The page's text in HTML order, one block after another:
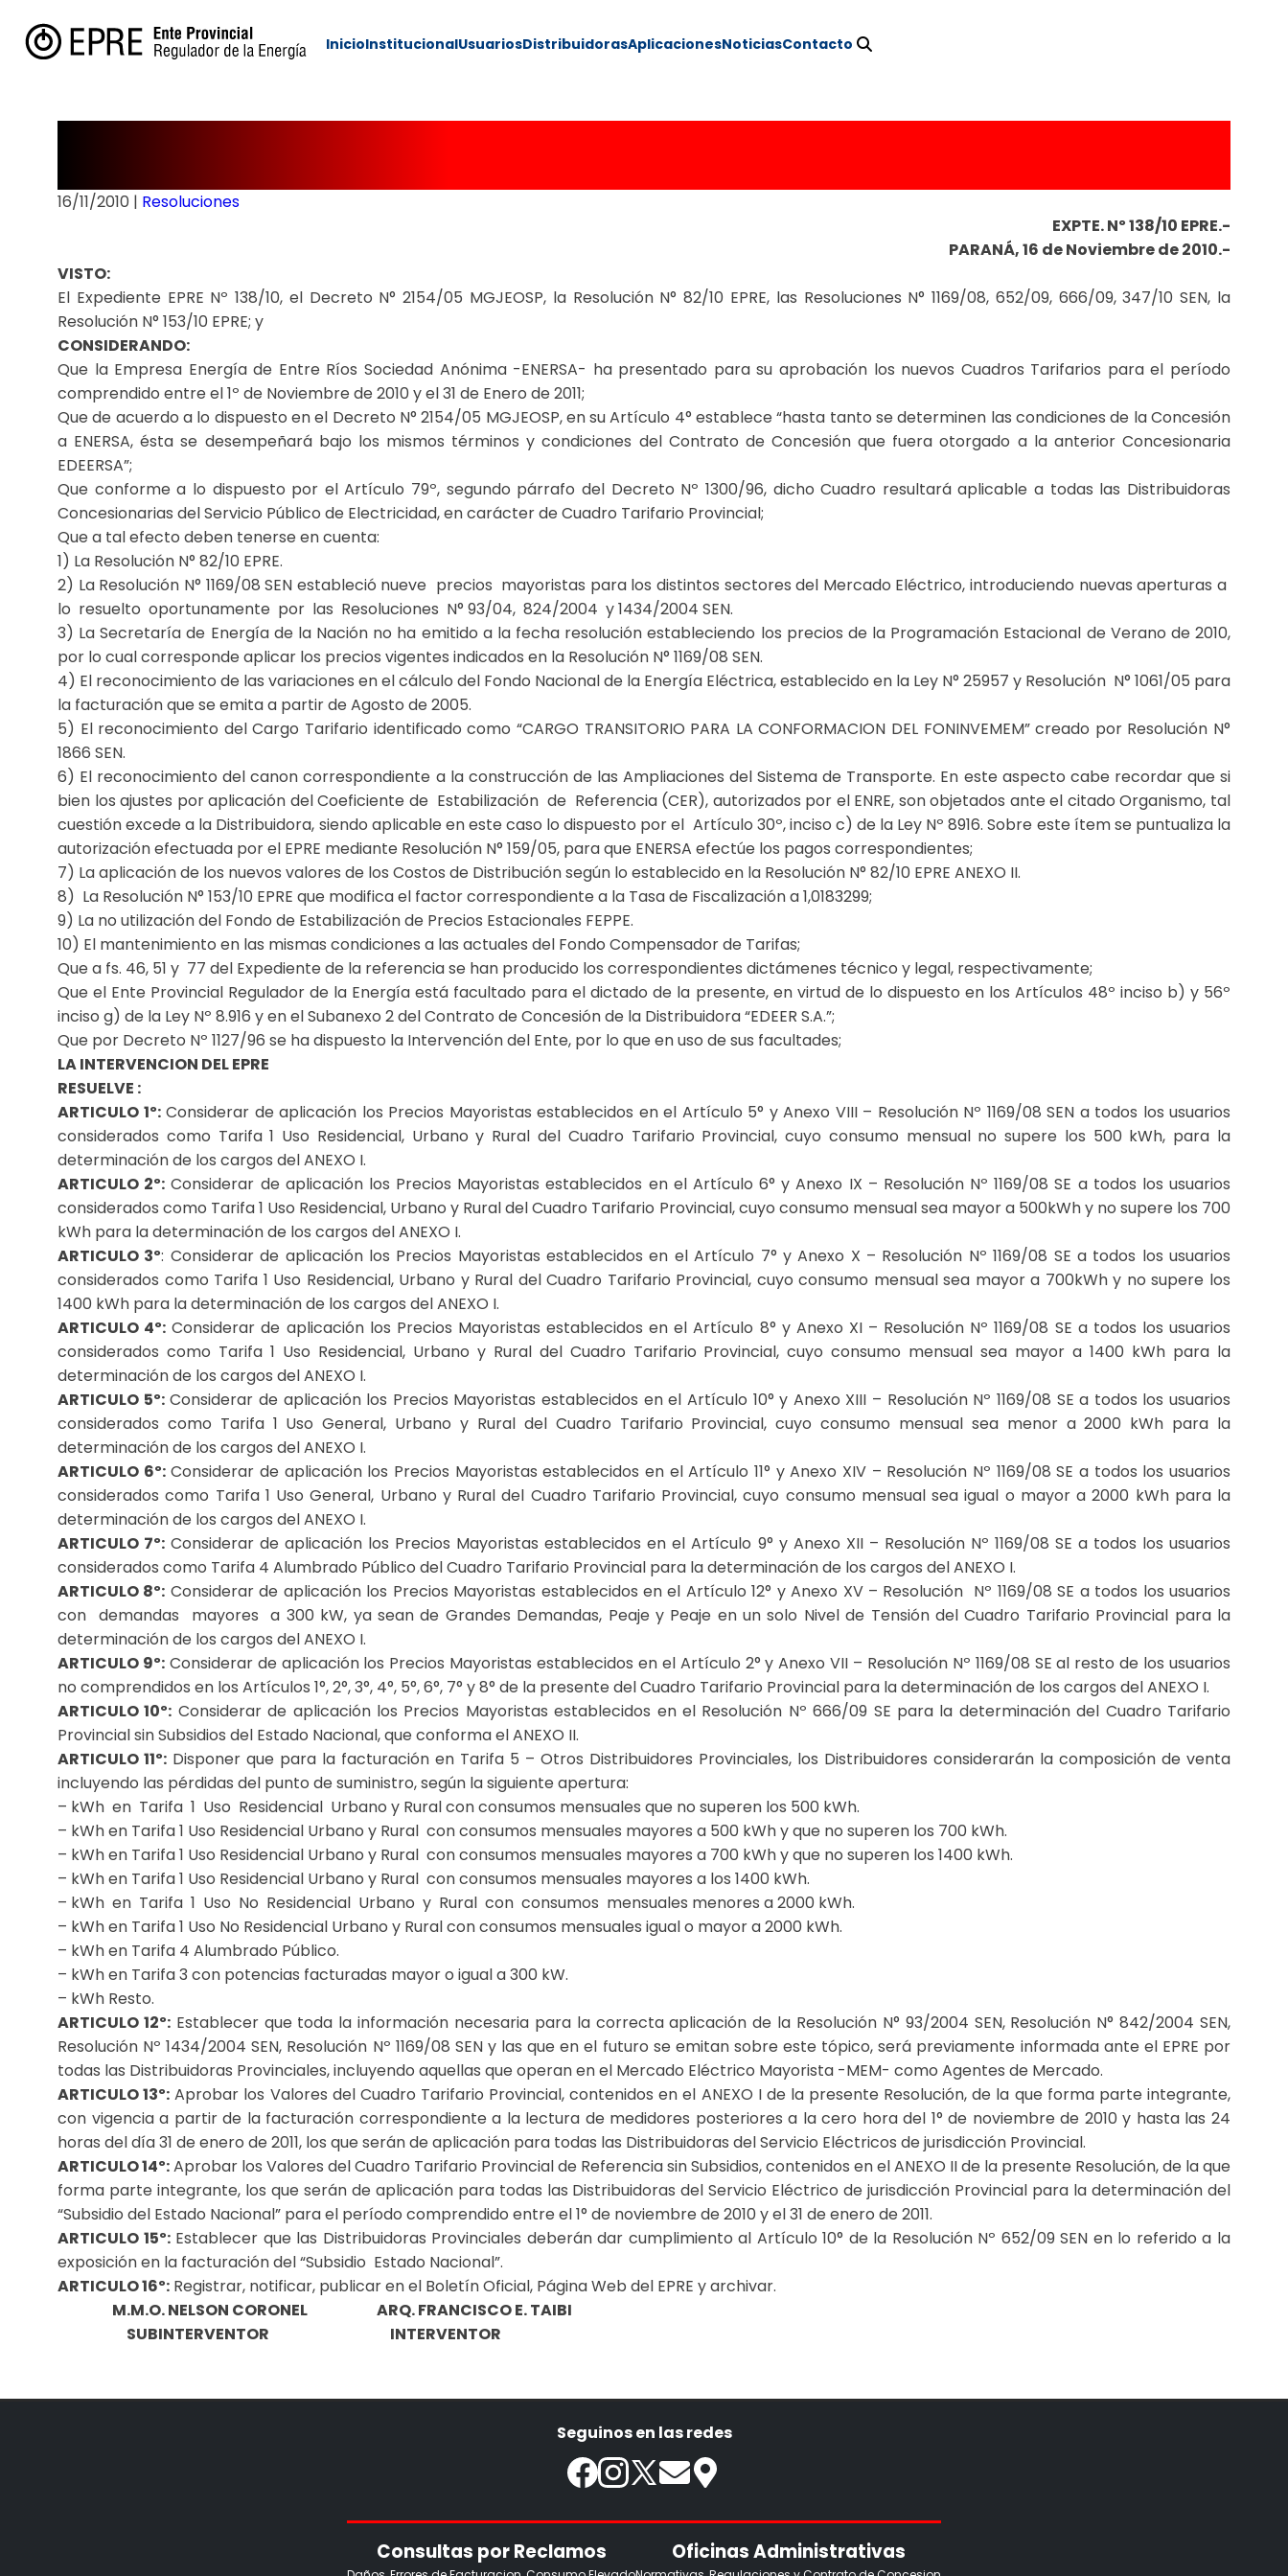
InicioInstitucionalUsuariosDistribuidorasAplicacionesNoticiasContacto
16/11/2010 | Resoluciones
EXPTE. Nº 138/10 EPRE.-
PARANÁ, 16 de Noviembre de 2010.-
VISTO:
El Expediente EPRE Nº 138/10, el Decreto N° 2154/05 MGJEOSP, la Resolución N° 82/10 EPRE, las Resoluciones N° 1169/08, 652/09, 666/09, 347/10 SEN, la
Resolución N° 153/10 EPRE; y
CONSIDERANDO:
Que la Empresa Energía de Entre Ríos Sociedad Anónima -ENERSA- ha presentado para su aprobación los nuevos Cuadros Tarifarios para el período
comprendido entre el 1º de Noviembre de 2010 y el 31 de Enero de 2011;
Que de acuerdo a lo dispuesto en el Decreto N° 2154/05 MGJEOSP, en su Artículo 4° establece “hasta tanto se determinen las condiciones de la Concesión
a ENERSA, ésta se desempeñará bajo los mismos términos y condiciones del Contrato de Concesión que fuera otorgado a la anterior Concesionaria
EDEERSA”;
Que conforme a lo dispuesto por el Artículo 79º, segundo párrafo del Decreto Nº 1300/96, dicho Cuadro resultará aplicable a todas las Distribuidoras
Concesionarias del Servicio Público de Electricidad, en carácter de Cuadro Tarifario Provincial;
Que a tal efecto deben tenerse en cuenta:
1) La Resolución N° 82/10 EPRE.
2) La Resolución N° 1169/08 SEN estableció nueve precios mayoristas para los distintos sectores del Mercado Eléctrico, introduciendo nuevas aperturas a
lo resuelto oportunamente por las Resoluciones N° 93/04, 824/2004 y 1434/2004 SEN.
3) La Secretaría de Energía de la Nación no ha emitido a la fecha resolución estableciendo los precios de la Programación Estacional de Verano de 2010,
por lo cual corresponde aplicar los precios vigentes indicados en la Resolución N° 1169/08 SEN.
4) El reconocimiento de las variaciones en el cálculo del Fondo Nacional de la Energía Eléctrica, establecido en la Ley N° 25957 y Resolución N° 1061/05 para
la facturación que se emita a partir de Agosto de 2005.
5) El reconocimiento del Cargo Tarifario identificado como “CARGO TRANSITORIO PARA LA CONFORMACION DEL FONINVEMEM” creado por Resolución N°
1866 SEN.
6) El reconocimiento del canon correspondiente a la construcción de las Ampliaciones del Sistema de Transporte. En este aspecto cabe recordar que si
bien los ajustes por aplicación del Coeficiente de Estabilización de Referencia (CER), autorizados por el ENRE, son objetados ante el citado Organismo, tal
cuestión excede a la Distribuidora, siendo aplicable en este caso lo dispuesto por el Artículo 30º, inciso c) de la Ley Nº 8916. Sobre este ítem se puntualiza la
autorización efectuada por el EPRE mediante Resolución N° 159/05, para que ENERSA efectúe los pagos correspondientes;
7) La aplicación de los nuevos valores de los Costos de Distribución según lo establecido en la Resolución N° 82/10 EPRE ANEXO II.
8) La Resolución N° 153/10 EPRE que modifica el factor correspondiente a la Tasa de Fiscalización a 1,0183299;
9) La no utilización del Fondo de Estabilización de Precios Estacionales FEPPE.
10) El mantenimiento en las mismas condiciones a las actuales del Fondo Compensador de Tarifas;
Que a fs. 46, 51 y 77 del Expediente de la referencia se han producido los correspondientes dictámenes técnico y legal, respectivamente;
Que el Ente Provincial Regulador de la Energía está facultado para el dictado de la presente, en virtud de lo dispuesto en los Artículos 48º inciso b) y 56º
inciso g) de la Ley Nº 8.916 y en el Subanexo 2 del Contrato de Concesión de la Distribuidora “EDEER S.A.”;
Que por Decreto Nº 1127/96 se ha dispuesto la Intervención del Ente, por lo que en uso de sus facultades;
LA INTERVENCION DEL EPRE
RESUELVE :
ARTICULO 1º:Considerar de aplicación los Precios Mayoristas establecidos en el Artículo 5° y Anexo VIII – Resolución Nº 1169/08 SEN a todos los usuarios
considerados como Tarifa 1 Uso Residencial, Urbano y Rural del Cuadro Tarifario Provincial, cuyo consumo mensual no supere los 500 kWh, para la
determinación de los cargos del ANEXO I.
ARTICULO 2º: Considerar de aplicación los Precios Mayoristas establecidos en el Artículo 6° y Anexo IX – Resolución Nº 1169/08 SE a todos los usuarios
considerados como Tarifa 1 Uso Residencial, Urbano y Rural del Cuadro Tarifario Provincial, cuyo consumo mensual sea mayor a 500kWh y no supere los 700
kWh para la determinación de los cargos del ANEXO I.
ARTICULO 3º: Considerar de aplicación los Precios Mayoristas establecidos en el Artículo 7° y Anexo X – Resolución Nº 1169/08 SE a todos los usuarios
considerados como Tarifa 1 Uso Residencial, Urbano y Rural del Cuadro Tarifario Provincial, cuyo consumo mensual sea mayor a 700kWh y no supere los
1400 kWh para la determinación de los cargos del ANEXO I.
ARTICULO 4º: Considerar de aplicación los Precios Mayoristas establecidos en el Artículo 8° y Anexo XI – Resolución Nº 1169/08 SE a todos los usuarios
considerados como Tarifa 1 Uso Residencial, Urbano y Rural del Cuadro Tarifario Provincial, cuyo consumo mensual sea mayor a 1400 kWh para la
determinación de los cargos del ANEXO I.
ARTICULO 5º:Considerar de aplicación los Precios Mayoristas establecidos en el Artículo 10° y Anexo XIII – Resolución Nº 1169/08 SE a todos los usuarios
considerados como Tarifa 1 Uso General, Urbano y Rural del Cuadro Tarifario Provincial, cuyo consumo mensual sea menor a 2000 kWh para la
determinación de los cargos del ANEXO I.
ARTICULO 6º:Considerar de aplicación los Precios Mayoristas establecidos en el Artículo 11° y Anexo XIV – Resolución Nº 1169/08 SE a todos los usuarios
considerados como Tarifa 1 Uso General, Urbano y Rural del Cuadro Tarifario Provincial, cuyo consumo mensual sea igual o mayor a 2000 kWh para la
determinación de los cargos del ANEXO I.
ARTICULO 7º: Considerar de aplicación los Precios Mayoristas establecidos en el Artículo 9° y Anexo XII – Resolución Nº 1169/08 SE a todos los usuarios
considerados como Tarifa 4 Alumbrado Público del Cuadro Tarifario Provincial para la determinación de los cargos del ANEXO I.
ARTICULO 8º: Considerar de aplicación los Precios Mayoristas establecidos en el Artículo 12° y Anexo XV – Resolución Nº 1169/08 SE a todos los usuarios
con demandas mayores a 300 kW, ya sean de Grandes Demandas, Peaje y Peaje en un solo Nivel de Tensión del Cuadro Tarifario Provincial para la
determinación de los cargos del ANEXO I.
ARTICULO 9º:Considerar de aplicación los Precios Mayoristas establecidos en el Artículo 2° y Anexo VII – Resolución Nº 1169/08 SE al resto de los usuarios
no comprendidos en los Artículos 1°, 2°, 3°, 4°, 5°, 6°, 7° y 8° de la presente del Cuadro Tarifario Provincial para la determinación de los cargos del ANEXO I.
ARTICULO 10º: Considerar de aplicación los Precios Mayoristas establecidos en el Resolución Nº 666/09 SE para la determinación del Cuadro Tarifario
Provincial sin Subsidios del Estado Nacional, que conforma el ANEXO II.
ARTICULO 11º: Disponer que para la facturación en Tarifa 5 – Otros Distribuidores Provinciales, los Distribuidores considerarán la composición de venta
incluyendo las pérdidas del punto de suministro, según la siguiente apertura:
– kWh en Tarifa 1 Uso Residencial Urbano y Rural con consumos mensuales que no superen los 500 kWh.
– kWh en Tarifa 1 Uso Residencial Urbano y Rural con consumos mensuales mayores a 500 kWh y que no superen los 700 kWh.
– kWh en Tarifa 1 Uso Residencial Urbano y Rural con consumos mensuales mayores a 700 kWh y que no superen los 1400 kWh.
– kWh en Tarifa 1 Uso Residencial Urbano y Rural con consumos mensuales mayores a los 1400 kWh.
– kWh en Tarifa 1 Uso No Residencial Urbano y Rural con consumos mensuales menores a 2000 kWh.
– kWh en Tarifa 1 Uso No Residencial Urbano y Rural con consumos mensuales igual o mayor a 2000 kWh.
– kWh en Tarifa 4 Alumbrado Público.
– kWh en Tarifa 3 con potencias facturadas mayor o igual a 300 kW.
– kWh Resto.
ARTICULO 12º:Establecer que toda la información necesaria para la correcta aplicación de la Resolución N° 93/2004 SEN, Resolución N° 842/2004 SEN,
Resolución Nº 1434/2004 SEN, Resolución Nº 1169/08 SEN y las que en el futuro se emitan sobre este tópico, será previamente informada ante el EPRE por
todas las Distribuidoras Provinciales, incluyendo aquellas que operan en el Mercado Eléctrico Mayorista -MEM- como Agentes de Mercado.
ARTICULO 13º: Aprobar los Valores del Cuadro Tarifario Provincial, contenidos en el ANEXO I de la presente Resolución, de la que forma parte integrante,
con vigencia a partir de la facturación correspondiente a la lectura de medidores posteriores a la cero hora del 1° de noviembre de 2010 y hasta las 24
horas del día 31 de enero de 2011, los que serán de aplicación para todas las Distribuidoras del Servicio Eléctricos de jurisdicción Provincial.
ARTICULO 14º:Aprobar los Valores del Cuadro Tarifario Provincial de Referencia sin Subsidios, contenidos en el ANEXO II de la presente Resolución, de la que
forma parte integrante, los que serán de aplicación para todas las Distribuidoras del Servicio Eléctrico de jurisdicción Provincial para la determinación del
“Subsidio del Estado Nacional” para el período comprendido entre el 1° de noviembre de 2010 y el 31 de enero de 2011.
ARTICULO 15º:Establecer que las Distribuidoras Provinciales deberán dar cumplimiento al Artículo 10° de la Resolución Nº 652/09 SEN en lo referido a la
exposición en la facturación del “Subsidio Estado Nacional”.
ARTICULO 16º: Registrar, notificar, publicar en el Boletín Oficial, Página Web del EPRE y archivar.
M.M.O. NELSON CORONEL ARQ. FRANCISCO E. TAIBI
SUBINTERVENTOR INTERVENTOR
Seguinos en las redes
Consultas por Reclamos Oficinas Administrativas